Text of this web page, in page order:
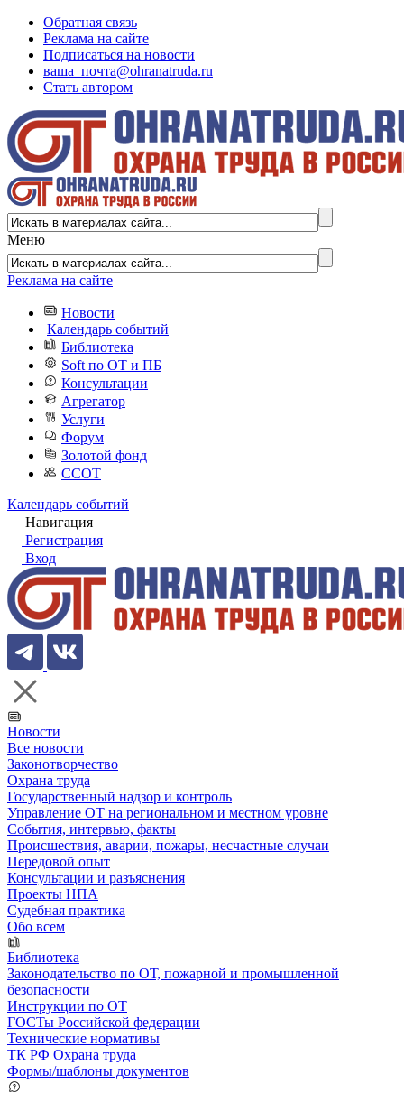
Обратная связь
Реклама на сайте
Подписаться на новости
ваша_почта@ohranatruda.ru
Стать автором
Меню
Реклама на сайте
Новости
Календарь событий
Библиотека
Soft по ОТ и ПБ
Консультации
Агрегатор
Услуги
Форум
Золотой фонд
ССОТ
Календарь событий
Навигация
Регистрация
Вход
Новости
Все новости
Законотворчество
Охрана труда
Государственный надзор и контроль
Управление ОТ на региональном и местном уровне
События, интервью, факты
Происшествия, аварии, пожары, несчастные случаи
Передовой опыт
Консультации и разъяснения
Проекты НПА
Судебная практика
Обо всем
Библиотека
Законодательство по ОТ, пожарной и промышленной
безопасности
Инструкции по ОТ
ГОСТы Российской федерации
Технические нормативы
ТК РФ Охрана труда
Формы/шаблоны документов